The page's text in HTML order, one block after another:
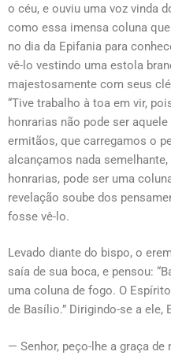
o céu, e ouviu uma voz vinda
como essa imensa coluna
no dia da Epifania para
vê-lo vestindo uma estola
majestosamente com seus
“Tive trabalho à toa em vir,
honrarias não pode ser
ermitãos, que carregamos o
alcançamos nada
honrarias, pode ser uma
revelação soube dos
fosse vê-lo.
Levado diante do bispo, o
saía de sua boca, e pensou:
uma coluna de fogo. O
de Basílio.” Dirigindo-se a ele,
— Senhor, peço-lhe a graça de